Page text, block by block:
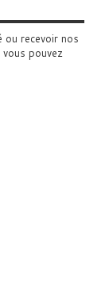
ou recevoir nos
pouvez